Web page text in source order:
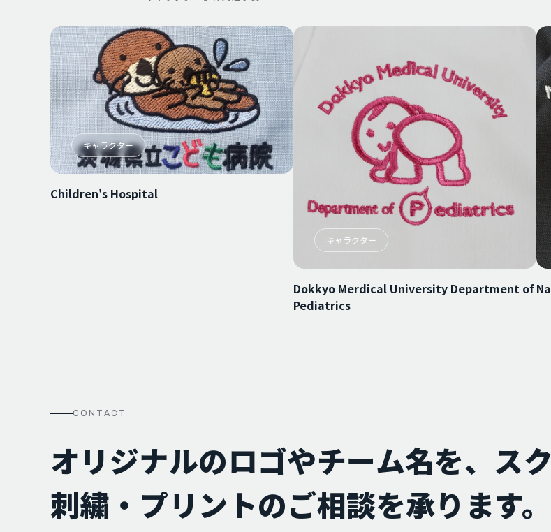
キャラクター
Children's Hospital
キャラクター
Dokkyo Merdical University Department of
Pediatrics
CONTACT
オリジナルのロゴやチーム名を、ス
刺繍・プリントのご相談を承ります。